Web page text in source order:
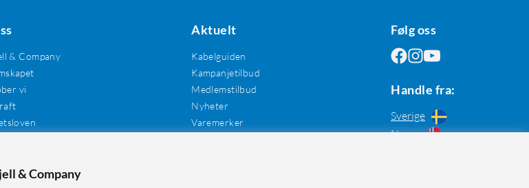
& Company
vi
Aktuelt
Kabelguiden
Kampanjetilbud
Medlemstilbud
Nyheter
Varemerker
Følg oss
Handle fra:
Sverige
Norge
& Company